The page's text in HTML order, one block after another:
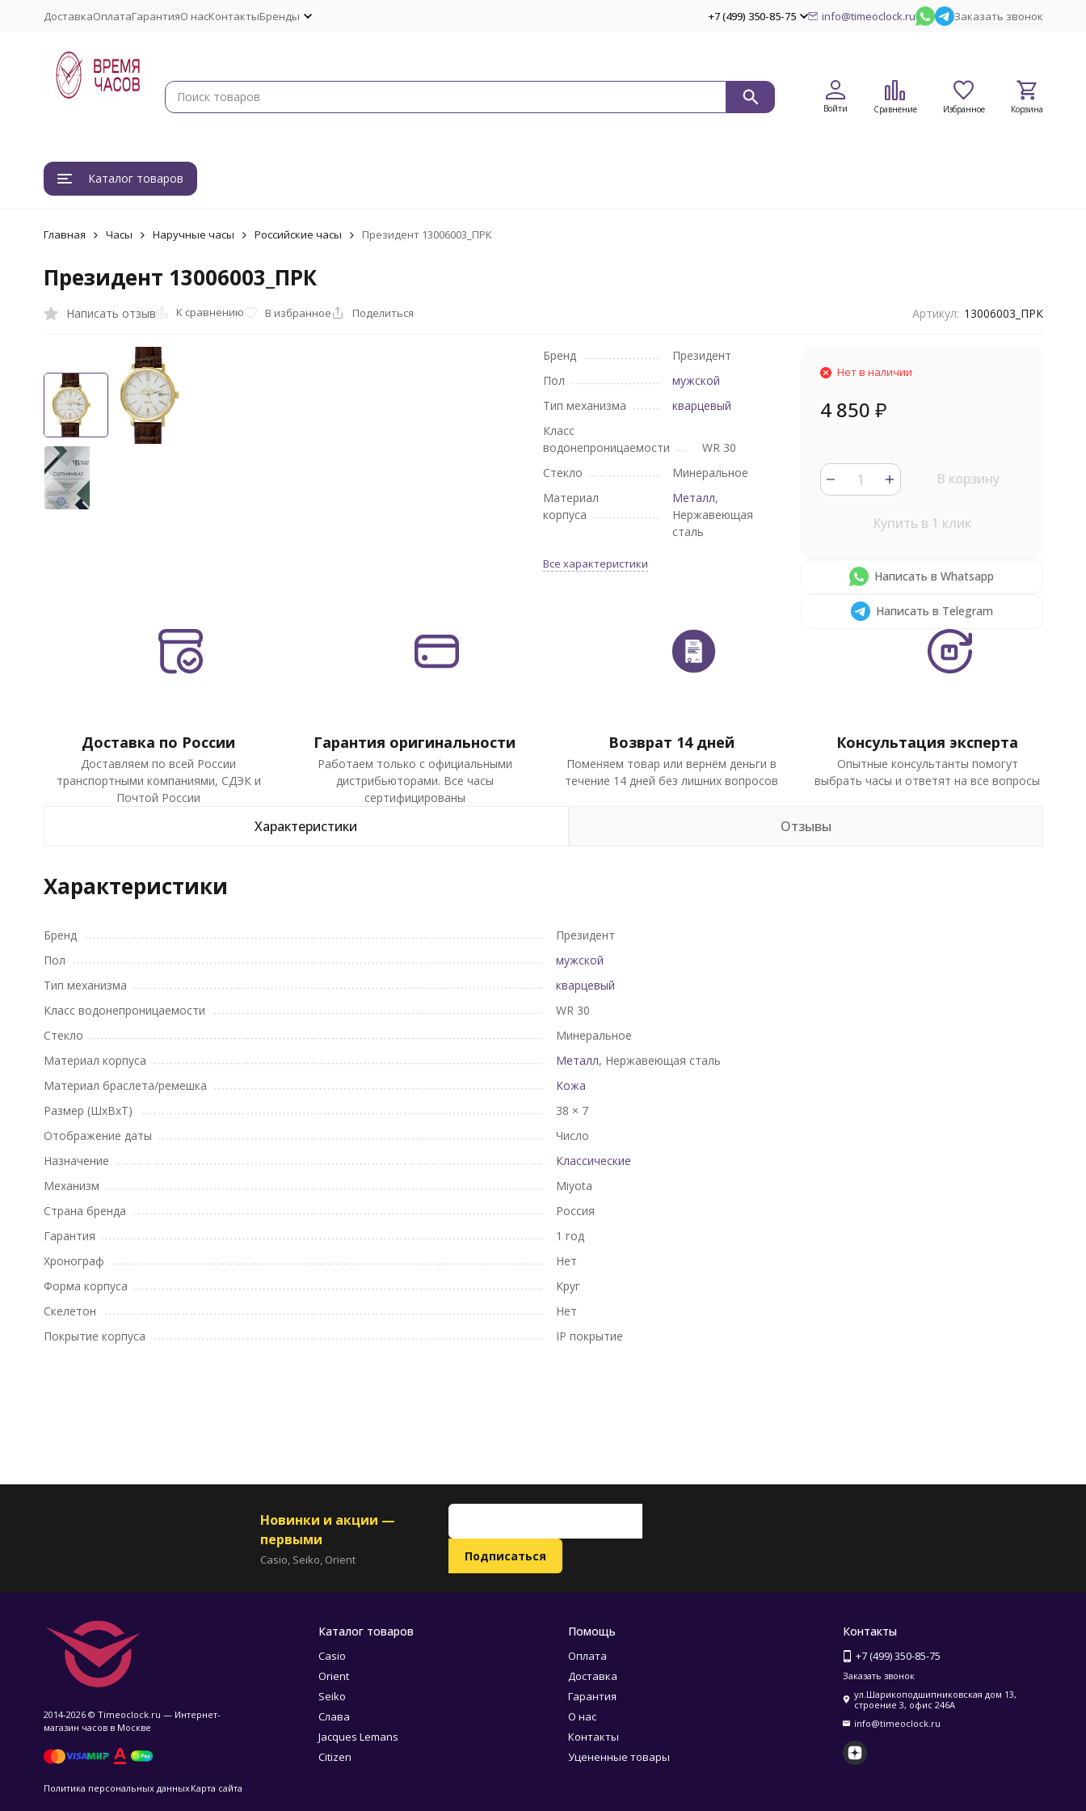
ДоставкаОплатаГарантияО насКонтактыБренды +7 (499) 350-85-75 info@timeoclock.ru Заказать звонок
Войти Сравнение Избранное Корзина
Каталог товаров
Главная Часы Наручные часы Российские часы Президент 13006003_ПРК
Президент 13006003_ПРК
Написать отзыв К сравнению В избранное Поделиться Артикул: 13006003_ПРК
Бренд
Президент
Пол
мужской
Тип механизма
кварцевый
Класс
водонепроницаемости
WR 30
Стекло
Минеральное
Материал
корпуса
Металл,
Нержавеющая
сталь
Все характеристики
Нет в наличии
4 850 ₽
В корзину
Купить в 1 клик
Написать в Whatsapp
Написать в Telegram
Доставка по России
Доставляем по всей России
транспортными компаниями, СДЭК и
Почтой России
Гарантия оригинальности
Работаем только с официальными
дистрибьюторами. Все часы
сертифицированы
Возврат 14 дней
Поменяем товар или вернём деньги в
течение 14 дней без лишних вопросов
Консультация эксперта
Опытные консультанты помогут
выбрать часы и ответят на все вопросы
Характеристики Отзывы
Характеристики
Бренд
Президент
Пол
мужской
Тип механизма
кварцевый
Класс водонепроницаемости
WR 30
Стекло
Минеральное
Материал корпуса
Металл, Нержавеющая сталь
Материал браслета/ремешка
Кожа
Размер (ШхВхТ)
38 × 7
Отображение даты
Число
Назначение
Классические
Механизм
Miyota
Страна бренда
Россия
Гарантия
1 год
Хронограф
Нет
Форма корпуса
Круг
Скелетон
Нет
Покрытие корпуса
IP покрытие
Новинки и акции —
первыми
Casio, Seiko, Orient
2014-2026 © Timeoclock.ru — Интернет-
магазин часов в Москве
Политика персональных данныхКарта сайта
Каталог товаров
Casio
Orient
Seiko
Слава
Jacques Lemans
Citizen
Помощь
Оплата
Доставка
Гарантия
О нас
Контакты
Уцененные товары
Контакты
+7 (499) 350-85-75
Заказать звонок
ул.Шарикоподшипниковская дом 13,
строение 3, офис 246А
info@timeoclock.ru